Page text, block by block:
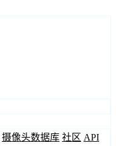
摄像头数据库 社区 API